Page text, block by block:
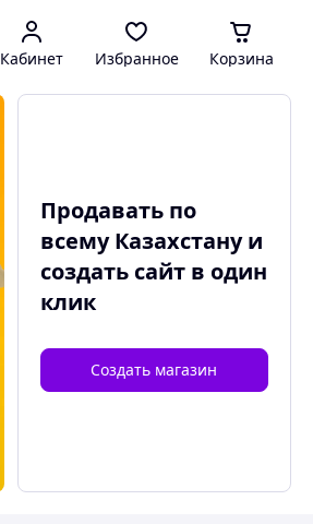
Кабинет Избранное Корзина
Продавать по
всему Казахстану и
создать сайтв один
клик
Создать магазин